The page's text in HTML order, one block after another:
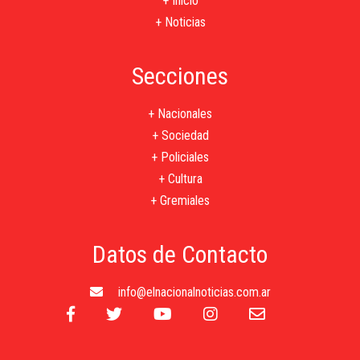
+ Noticias
Secciones
+ Nacionales
+ Sociedad
+ Policiales
+ Cultura
+ Gremiales
Datos de Contacto
info@elnacionalnoticias.com.ar